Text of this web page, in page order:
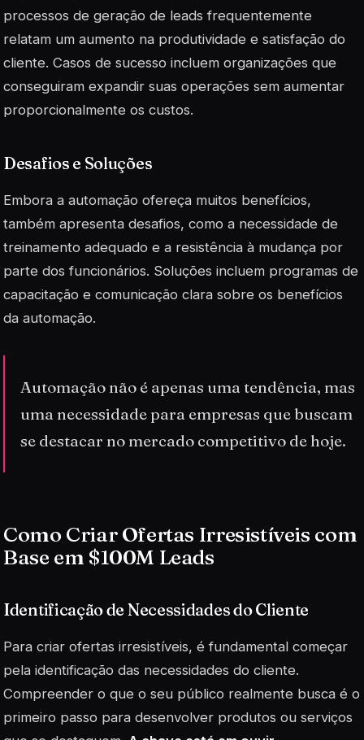
processos de geração de leads frequentemente
relatam um aumento na produtividade e satisfação do
cliente. Casos de sucesso incluem organizações que
conseguiram expandir suas operações sem aumentar
proporcionalmente os custos.
Desafios e Soluções
Embora a automação ofereça muitos benefícios,
também apresenta desafios, como a necessidade de
treinamento adequado e a resistência à mudança por
parte dos funcionários. Soluções incluem programas de
capacitação e comunicação clara sobre os benefícios
da automação.
Automação não é apenas uma tendência, mas
uma necessidade para empresas que buscam
se destacar no mercado competitivo de hoje.
Como Criar Ofertas Irresistíveis com
Base em $100M Leads
Identificação de Necessidades do Cliente
Para criar ofertas irresistíveis, é fundamental começar
pela identificação das necessidades do cliente.
Compreender o que o seu público realmente busca é o
primeiro passo para desenvolver produtos ou serviços